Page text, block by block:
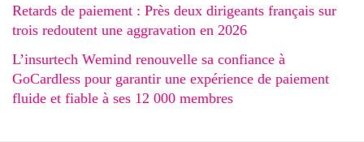
Retards de paiement : Près deux dirigeants français sur
trois redoutent une aggravation en 2026
L’insurtech Wemind renouvelle sa confiance à
GoCardless pour garantir une expérience de paiement
fluide et fiable à ses 12 000 membres